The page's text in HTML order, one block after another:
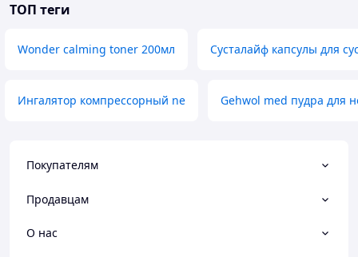
ТОП теги
Wonder calming toner 200мл Сусталайф капсулы для
Ингалятор компрессорный ne Gehwol med пудра для
Покупателям
Продавцам
О нас